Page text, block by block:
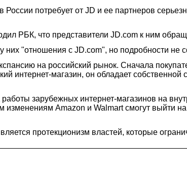
потребует от JD и ее партнеров
РБК, что представители JD.com к ним
них "отношения с JD.com", но подробности не
на российский рынок. Сначала
интернет-магазин, он обладает
зарубежных интернет-магазинов на
Amazon и Walmart смогут выйти
протекционизм властей, которые